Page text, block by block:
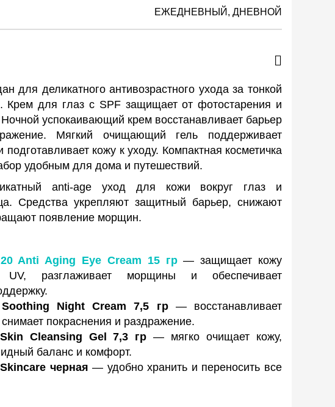
ЕЖЕДНЕВНЫЙ, ДНЕВНОЙ
для деликатного антивозрастного ухода за тонкой
Крем для глаз с SPF защищает от фотостарения и
успокаивающий крем восстанавливает барьер
Мягкий очищающий гель поддерживает
кожу к уходу. Компактная косметичка
удобным для дома и путешествий.
anti-age уход для кожи вокруг глаз и
Средства укрепляют защитный барьер, снижают
появление морщин.
Anti Aging Eye Cream 15 гр — защищает кожу
разглаживает морщины и обеспечивает
Night Cream 7,5 гр
— восстанавливает
покраснения и раздражение.
Cleansing Gel 7,3 гр — мягко очищает кожу,
баланс и комфорт.
черная — удобно хранить и переносить все